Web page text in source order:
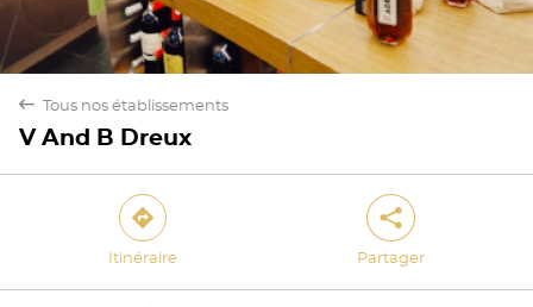
back Tous nos établissements
V And B Dreux
Oui Non
direction
Itinéraire
share
Partager